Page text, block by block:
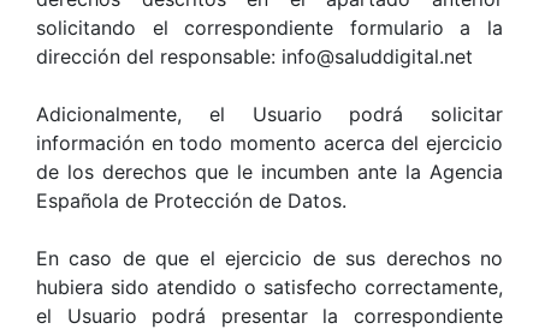
solicitando el correspondiente formulario a la
dirección del responsable: info@saluddigital.net
Adicionalmente, el Usuario podrá solicitar
información en todo momento acerca del ejercicio
de los derechos que le incumben ante la Agencia
Española de Protección de Datos.
En caso de que el ejercicio de sus derechos no
hubiera sido atendido o satisfecho correctamente,
el Usuario podrá presentar la correspondiente